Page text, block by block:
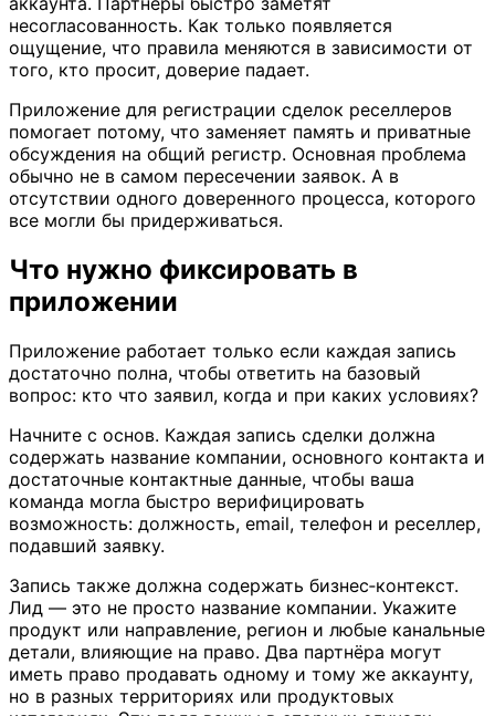
несогласованность. Как только появляется
ощущение, что правила меняются в зависимости от
того, кто просит, доверие падает.
Приложение для регистрации сделок реселлеров
помогает потому, что заменяет память и приватные
обсуждения на общий регистр. Основная проблема
обычно не в самом пересечении заявок. А в
отсутствии одного доверенного процесса, которого
все могли бы придерживаться.
Что нужно фиксировать в
приложении
Приложение работает только если каждая запись
достаточно полна, чтобы ответить на базовый
вопрос: кто что заявил, когда и при каких условиях?
Начните с основ. Каждая запись сделки должна
содержать название компании, основного контакта и
достаточные контактные данные, чтобы ваша
команда могла быстро верифицировать
возможность: должность, email, телефон и реселлер,
подавший заявку.
Запись также должна содержать бизнес‑контекст.
Лид — это не просто название компании. Укажите
продукт или направление, регион и любые канальные
детали, влияющие на право. Два партнёра могут
иметь право продавать одному и тому же аккаунту,
но в разных территориях или продуктовых